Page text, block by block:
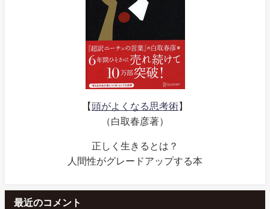
【頭がよくなる思考術】
（白取春彦著）
正しく生きるとは？
人間性がグレードアップする本
最近のコメント